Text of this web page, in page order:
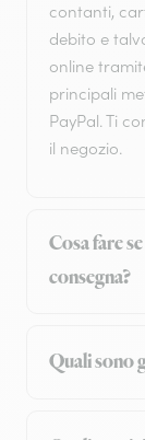
contanti,
debito e
online
principali
PayPal. Ti
il negozio.
Cosa fare
consegna?
Quali sono